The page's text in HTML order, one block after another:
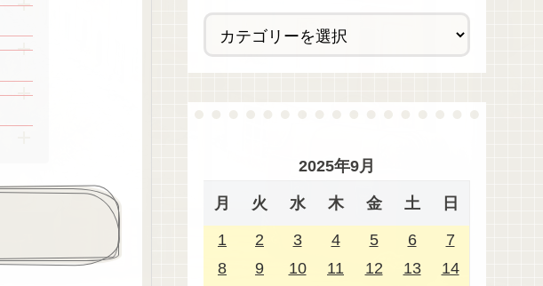
2025年9月
月 火 水 木 金 土 日
1 2 3 4 5 6
7
8
9 10 11 12 13
14